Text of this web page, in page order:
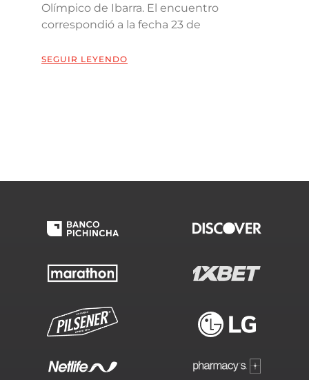
Olímpico de Ibarra. El encuentro
correspondió a la fecha 23 de
SEGUIR LEYENDO